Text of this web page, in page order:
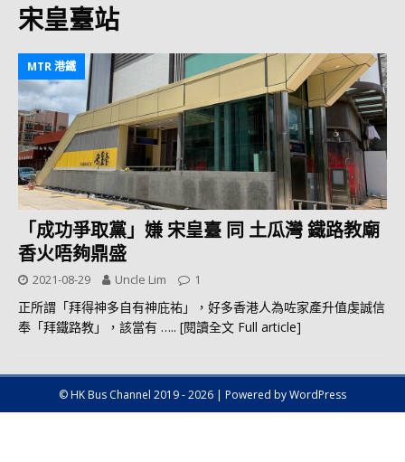
宋皇臺站
MTR 港鐵
「成功爭取黨」嫌 宋皇臺 同 土瓜灣 鐵路教廟
香火唔夠鼎盛
2021-08-29 Uncle Lim 1
正所謂「拜得神多自有神庇祐」，好多香港人為咗家產升值虔誠信
奉「拜鐵路教」，該當有 ….. [閱讀全文 Full article]
© HK Bus Channel 2019 - 2026 | Powered by WordPress